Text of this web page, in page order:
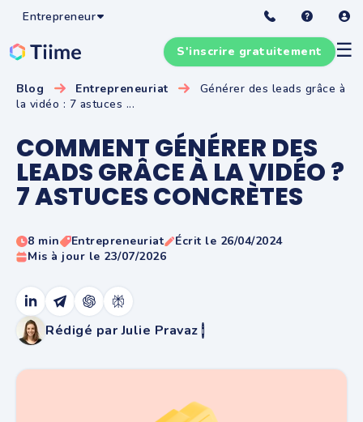
Entrepreneur
☰
S'inscrire gratuitement
Blog Entrepreneuriat
Générer des leads grâce à
la vidéo : 7 astuces ...
COMMENT GÉNÉRER DES
LEADS GRÂCE À LA VIDÉO ?
7 ASTUCES CONCRÈTES
8 min Entrepreneuriat
Écrit le 26/04/2024
Mis à jour le 23/07/2026
Rédigé par Julie Pravaz i